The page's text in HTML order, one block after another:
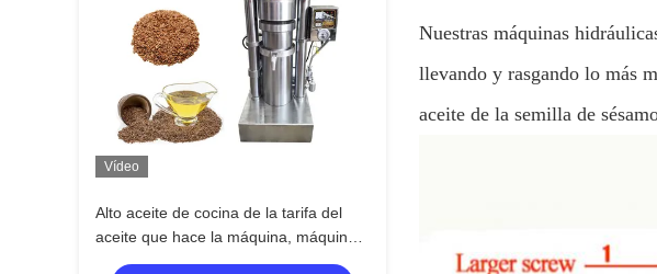
Vídeo
Alto aceite de cocina de la tarifa del
aceite que hace la máquina, máquina
comestible de la extracción de aceite
Nuestras máquinas
llevando y rasgando lo más
aceite de la semilla de